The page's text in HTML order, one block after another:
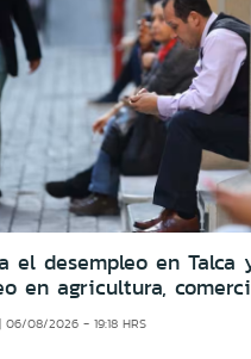
el desempleo en
en agricultura,
06/08/2026 - 19:18 HRS